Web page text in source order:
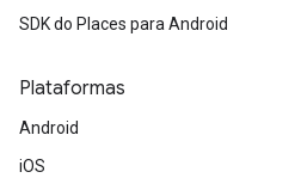
SDK do Places para Android
Plataformas
Android
iOS